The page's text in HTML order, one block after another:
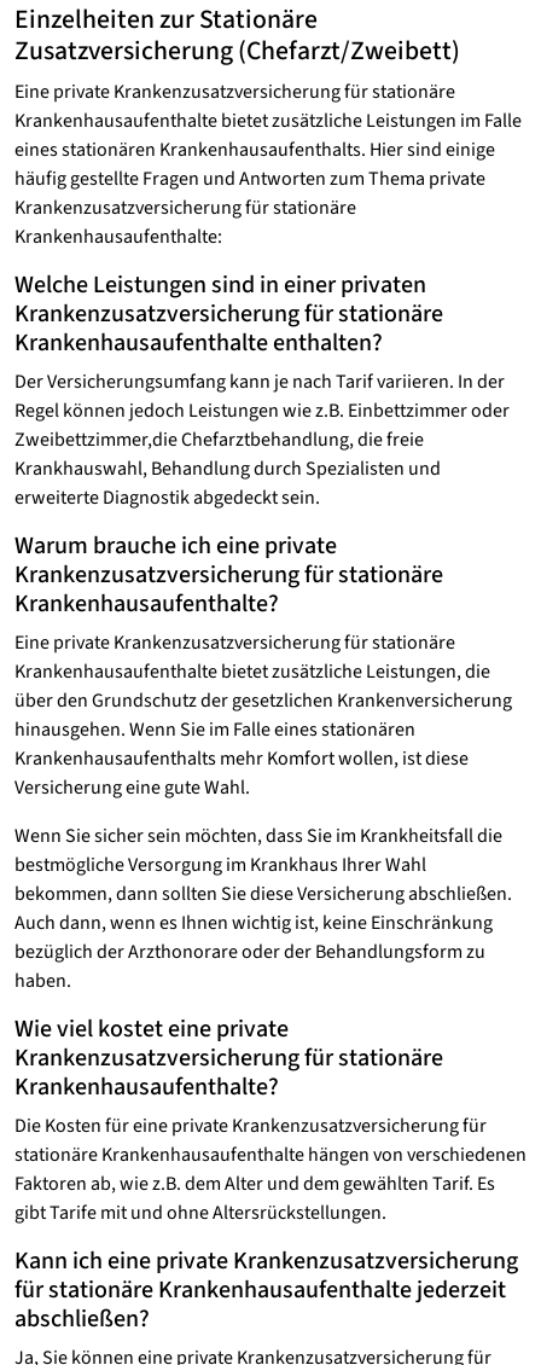
Einzelheiten zur Stationäre
Zusatzversicherung (Chefarzt/Zweibett)
Eine private Krankenzusatzversicherung für stationäre
Krankenhausaufenthalte bietet zusätzliche Leistungen im Falle
eines stationären Krankenhausaufenthalts. Hier sind einige
häufig gestellte Fragen und Antworten zum Thema private
Krankenzusatzversicherung für stationäre
Krankenhausaufenthalte:
Welche Leistungen sind in einer privaten
Krankenzusatzversicherung für stationäre
Krankenhausaufenthalte enthalten?
Der Versicherungsumfang kann je nach Tarif variieren. In der
Regel können jedoch Leistungen wie z.B. Einbettzimmer oder
Zweibettzimmer,die Chefarztbehandlung, die freie
Krankhauswahl, Behandlung durch Spezialisten und
erweiterte Diagnostik abgedeckt sein.
Warum brauche ich eine private
Krankenzusatzversicherung für stationäre
Krankenhausaufenthalte?
Eine private Krankenzusatzversicherung für stationäre
Krankenhausaufenthalte bietet zusätzliche Leistungen, die
über den Grundschutz der gesetzlichen Krankenversicherung
hinausgehen. Wenn Sie im Falle eines stationären
Krankenhausaufenthalts mehr Komfort wollen, ist diese
Versicherung eine gute Wahl.
Wenn Sie sicher sein möchten, dass Sie im Krankheitsfall die
bestmögliche Versorgung im Krankhaus Ihrer Wahl
bekommen, dann sollten Sie diese Versicherung abschließen.
Auch dann, wenn es Ihnen wichtig ist, keine Einschränkung
bezüglich der Arzthonorare oder der Behandlungsform zu
haben.
Wie viel kostet eine private
Krankenzusatzversicherung für stationäre
Krankenhausaufenthalte?
Die Kosten für eine private Krankenzusatzversicherung für
stationäre Krankenhausaufenthalte hängen von verschiedenen
Faktoren ab, wie z.B. dem Alter und dem gewählten Tarif. Es
gibt Tarife mit und ohne Altersrückstellungen.
Kann ich eine private Krankenzusatzversicherung
für stationäre Krankenhausaufenthalte jederzeit
abschließen?
Ja, Sie können eine private Krankenzusatzversicherung für